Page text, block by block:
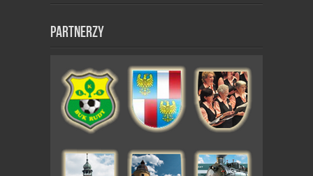
Partnerzy